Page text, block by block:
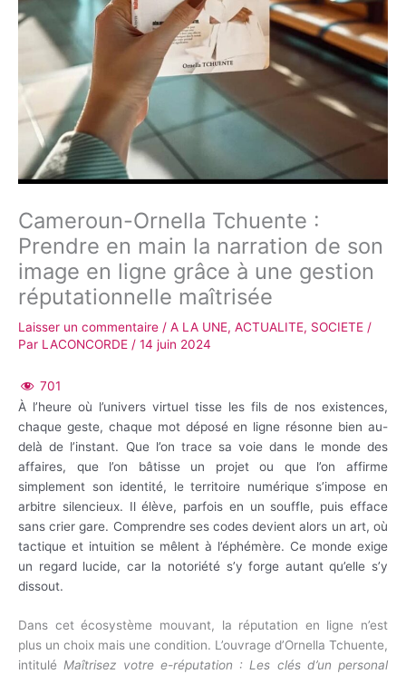
Cameroun-Ornella Tchuente :
Prendre en main la narration de son
image en ligne grâce à une gestion
réputationnelle maîtrisée
Laisser un commentaire / A LA UNE, ACTUALITE, SOCIETE /
Par LACONCORDE / 14 juin 2024
701
À l’heure où l’univers virtuel tisse les fils de nos existences,
chaque geste, chaque mot déposé en ligne résonne bien au-
delà de l’instant. Que l’on trace sa voie dans le monde des
affaires, que l’on bâtisse un projet ou que l’on affirme
simplement son identité, le territoire numérique s’impose en
arbitre silencieux. Il élève, parfois en un souffle, puis efface
sans crier gare. Comprendre ses codes devient alors un art, où
tactique et intuition se mêlent à l’éphémère. Ce monde exige
un regard lucide, car la notoriété s’y forge autant qu’elle s’y
dissout.
Dans cet écosystème mouvant, la réputation en ligne n’est
plus un choix mais une condition. L’ouvrage d’Ornella Tchuente,
intituléMaîtrisez votre e-réputation : Les clés d’un personal